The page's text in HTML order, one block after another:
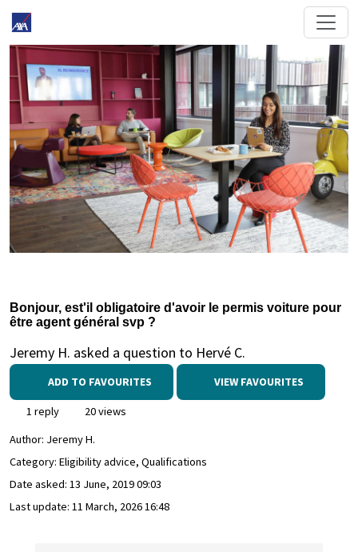
Bonjour, est'il obligatoire d'avoir le permis voiture pour
être agent général svp ?
Jeremy H. asked a question to Hervé C.
ADD TO FAVOURITES VIEW FAVOURITES
1 reply
20 views
Author: Jeremy H.
Category: Eligibility advice, Qualifications
Date asked: 13 June, 2019 09:03
Last update: 11 March, 2026 16:48